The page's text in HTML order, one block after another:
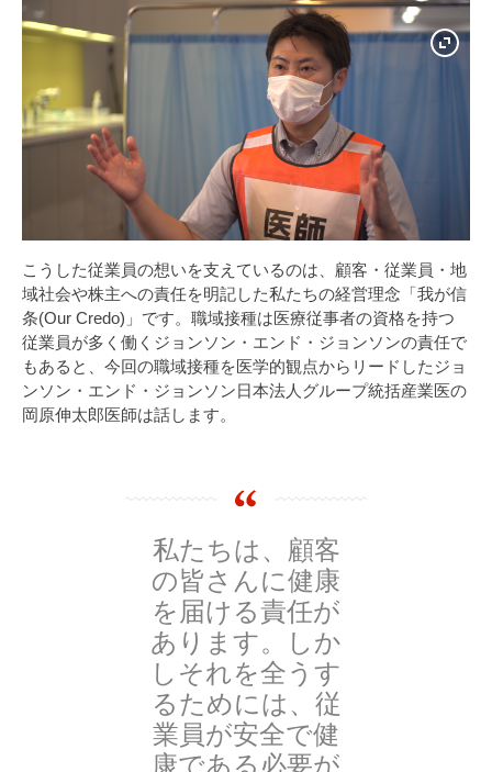
こうした従業員の想いを支えているのは、顧客・従業員・地
域社会や株主への責任を明記した私たちの経営理念「我が信
条(Our Credo) 」です。職域接種は医療従事者の資格を持つ
従業員が多く働くジョンソン・エンド・ジョンソンの責任で
もあると、今回の職域接種を医学的観点からリードしたジョ
ンソン・エンド・ジョンソン日本法人グループ統括産業医の
岡原伸太郎医師は話します。
私たちは、顧客
の皆さんに健康
を届ける責任が
あります。しか
しそれを全うす
るためには、従
業員が安全で健
康である必要が